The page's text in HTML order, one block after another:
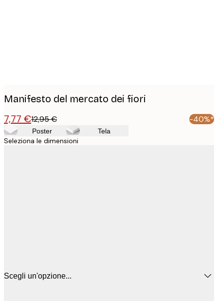
Manifesto del mercato dei fiori
7,77 €12,95 € -40%*
Poster Tela
Seleziona le dimensioni
Scegli un'opzione...